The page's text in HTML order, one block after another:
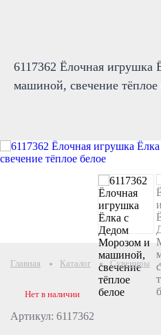
6117362 Ёлочная
машиной, свечение тёплое
Главная Каталог Сувениры
Артикул: 6117362
Нет в наличии